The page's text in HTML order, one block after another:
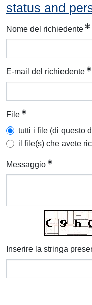
status and
Nome del richiedente
E-mail del richiedente
File
tutti i file (di questo
il file(s) che avete
Messaggio
Inserire la stringa